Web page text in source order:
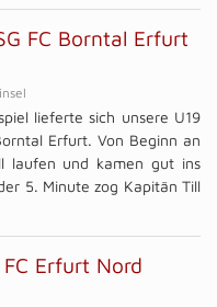
FC Borntal Erfurt
lieferte sich unsere U19
Erfurt. Von Beginn an
laufen und kamen gut ins
5. Minute zog Kapitän Till
FC Erfurt Nord